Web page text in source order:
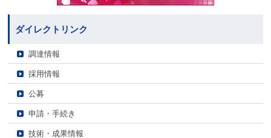
ダイレクトリンク
調達情報
採用情報
公募
申請・手続き
技術・成果情報